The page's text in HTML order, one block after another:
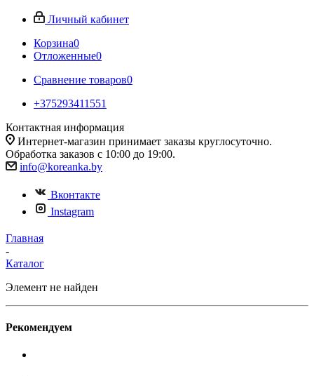
Личный кабинет
Корзина0
Отложенные0
Сравнение товаров0
+375293411551
Контактная информация
Интернет-магазин принимает заказы круглосуточно.
Обработка заказов с 10:00 до 19:00.
info@koreanka.by
Вконтакте
Instagram
Главная
-
Каталог
Элемент не найден
Рекомендуем